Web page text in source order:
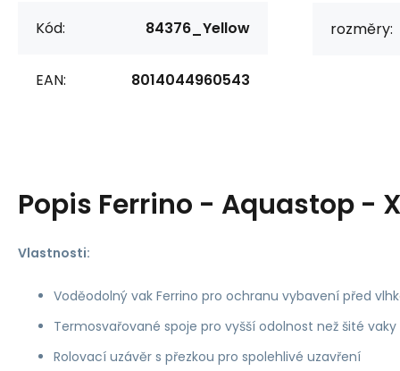
Kód: 84376_Yellow
EAN: 8014044960543
rozměry:
Popis Ferrino - Aquastop -
Vlastnosti:
Voděodolný vak Ferrino pro ochranu vybavení před
Termosvařované spoje pro vyšší odolnost než šité vaky
Rolovací uzávěr s přezkou pro spolehlivé uzavření